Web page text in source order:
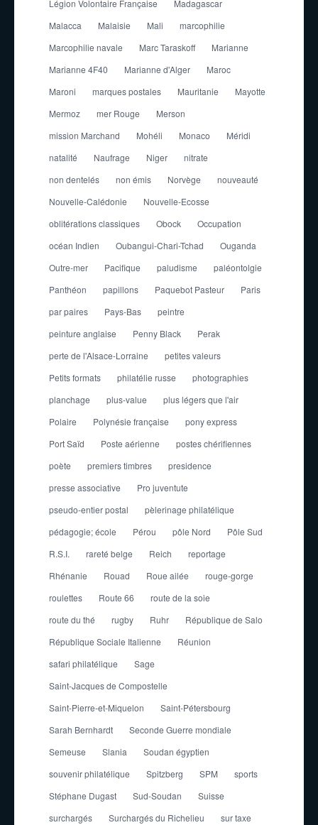
Légion Volontaire Française
Madagascar
Malacca
Malaisie Mali
marcophilie
Marcophilie navale
Marc Taraskoff
Marianne
Marianne 4F40
Marianne d'Alger
Maroc
Maroni
marques postales Mauritanie
Mayotte
Mermoz
mer Rouge
Merson
mission Marchand
Mohéli Monaco
Méridi
natalité
Naufrage Niger
nitrate
non dentelés
non émis Norvège
nouveauté
Nouvelle-Calédonie
Nouvelle-Ecosse
oblitérations classiques
Obock
Occupation
océan Indien
Oubangui-Chari-Tchad
Ouganda
Outre-mer
Pacifique paludisme
paléontolgie
Panthéon
papillons Paquebot Pasteur
Paris
par paires
Pays-Bas
peintre
peinture anglaise
Penny Black
Perak
perte de l'Alsace-Lorraine
petites valeurs
Petits formats
philatélie russe
photographies
planchage
plus-value
plus légers que l'air
Polaire
Polynésie française
pony express
Port Saïd
Poste aérienne
postes chérifiennes
poète
premiers timbres
presidence
presse associative
Pro juventute
pseudo-entier postal
pèlerinage philatélique
pédagogie; école
Pérou pôle Nord
Pôle Sud
R.S.I.
rareté belge Reich
reportage
Rhénanie
Rouad Roue ailée
rouge-gorge
roulettes
Route 66
route de la soie
route du thé
rugby Ruhr
République de Salo
République Sociale Italienne
Réunion
safari philatélique
Sage
Saint-Jacques de Compostelle
Saint-Pierre-et-Miquelon
Saint-Pétersbourg
Sarah Bernhardt
Seconde Guerre mondiale
Semeuse
Slania
Soudan égyptien
souvenir philatélique
Spitzberg SPM
sports
Stéphane Dugast
Sud-Soudan
Suisse
surchargés
Surchargés du Richelieu
sur taxe